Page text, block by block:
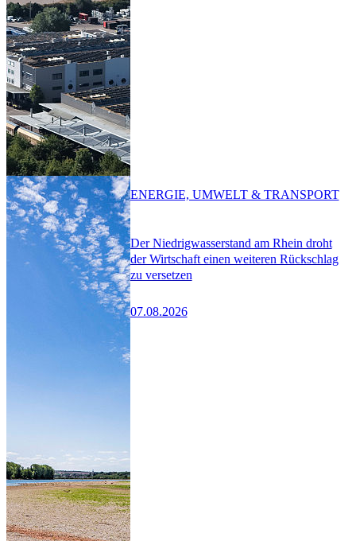
Der Niedrigwasserstand am Rhein droht
der Wirtschaft einen weiteren Rückschlag
zu versetzen
07.08.2026
ENERGIE, UMWELT & TRANSPORT